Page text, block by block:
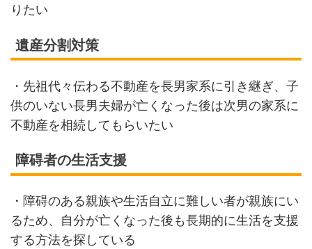
りたい
遺産分割対策
・先祖代々伝わる不動産を長男家系に引き継ぎ、子
供のいない長男夫婦が亡くなった後は次男の家系に
不動産を相続してもらいたい
障碍者の生活支援
・障碍のある親族や生活自立に難しい者が親族にい
るため、自分が亡くなった後も長期的に生活を支援
する方法を探している